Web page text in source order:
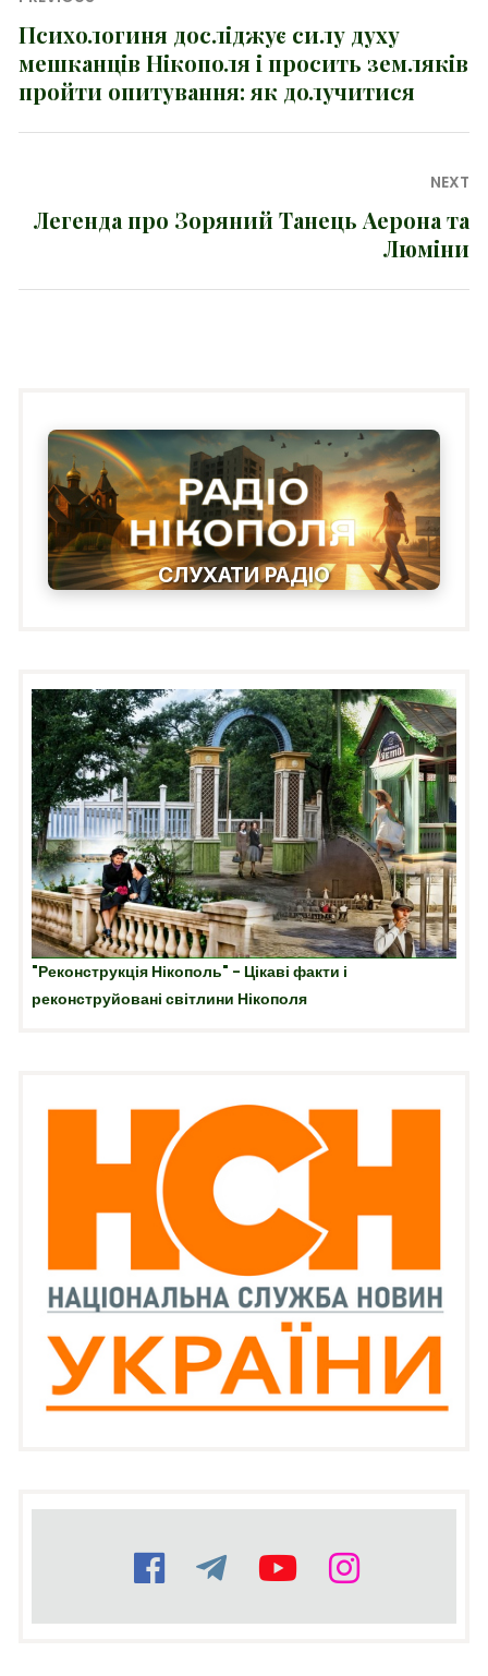
записів
Previous
post:
Психологиня досліджує силу духу
мешканців Нікополя і просить земляків
пройти опитування: як долучитися
NEXT
Next
Легенда про Зоряний Танець Аерона та
Люміни
СЛУХАТИ РАДІО
"Реконструкція Нікополь" - Цікаві факти і
реконструйовані світлини Нікополя